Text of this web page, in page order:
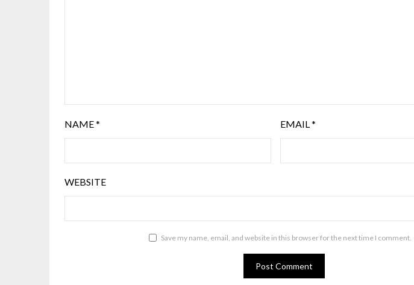
NAME* EMAIL*
WEBSITE
Save my name, email, and website in this browser for the next time I comment.